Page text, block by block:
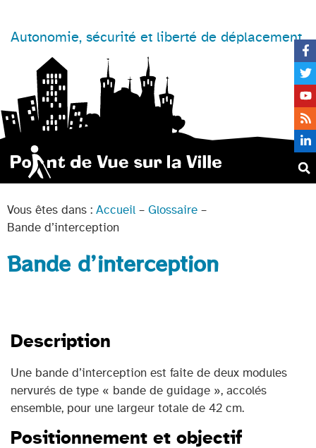
Autonomie, sécurité et liberté de déplacement
Vous êtes dans : Accueil – Glossaire –
Bande d’interception
Bande d’interception
Description
Une bande d’interception est faite de deux modules
nervurés de type « bande de guidage », accolés
ensemble, pour une largeur totale de 42 cm.
Positionnement et objectif